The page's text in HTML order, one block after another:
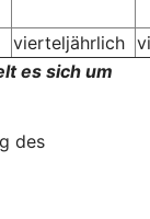
vierteljährlich
es sich um
des